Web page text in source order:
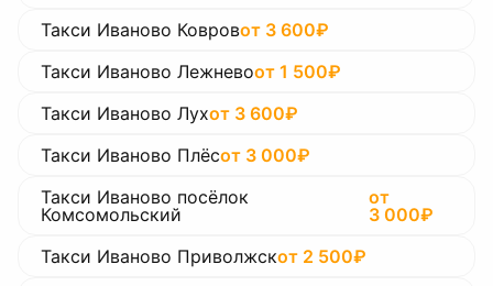
Такси Иваново Ковровот 3 600₽
Такси Иваново Лежневоот 1 500₽
Такси Иваново Лухот 3 600₽
Такси Иваново Плёсот 3 000₽
Такси Иваново посёлок
Комсомольский
от
3 000₽
Такси Иваново Приволжскот 2 500₽